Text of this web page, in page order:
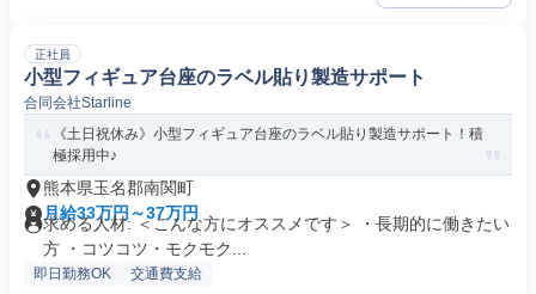
正社員
小型フィギュア台座のラベル貼り製造サポート
合同会社Starline
《土日祝休み》小型フィギュア台座のラベル貼り製造サポート！積
極採用中♪
熊本県玉名郡南関町
月給33万円～37万円
求める人材: ＜こんな方にオススメです＞ ・長期的に働きたい
方 ・コツコツ・モクモク...
即日勤務OK 交通費支給